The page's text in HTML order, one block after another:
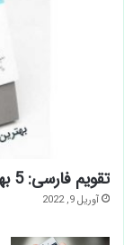
تقویم فارسی: 5 بهترین اپلیکیشن تقویم برای فارسی زبانان
آوریل 9, 2022